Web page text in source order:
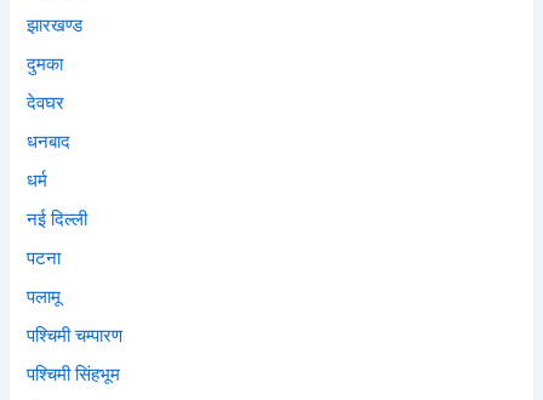
झारखण्ड
दुमका
देवघर
धनबाद
धर्म
नई दिल्ली
पटना
पलामू
पश्चिमी चम्पारण
पश्चिमी सिंहभूम